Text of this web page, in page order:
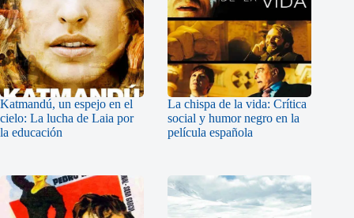
Katmandú, un espejo en el
cielo: La lucha de Laia por
la educación
La chispa de la vida: Crítica
social y humor negro en la
película española